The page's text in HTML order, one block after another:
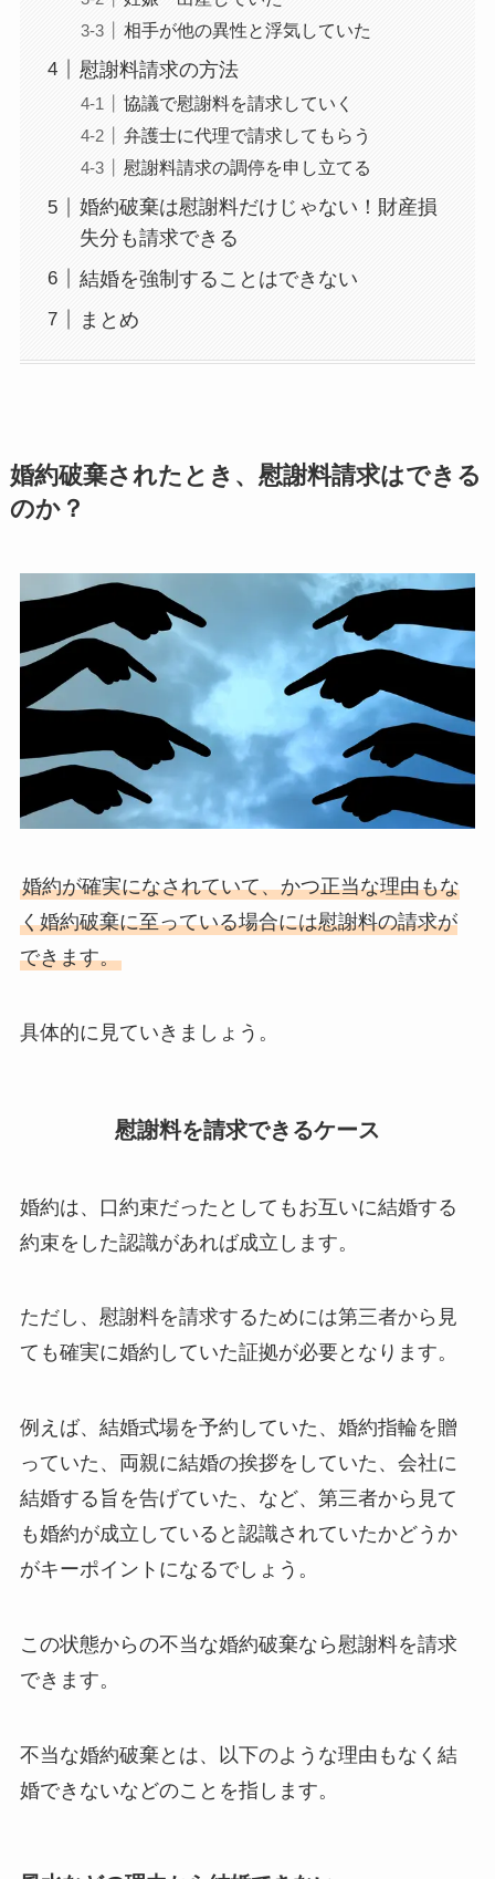
相手が他の異性と浮気していた
慰謝料請求の方法
協議で慰謝料を請求していく
弁護士に代理で請求してもらう
慰謝料請求の調停を申し立てる
婚約破棄は慰謝料だけじゃない！財産損
失分も請求できる
結婚を強制することはできない
まとめ
婚約破棄されたとき、慰謝料請求はできる
のか？
婚約が確実になされていて、かつ正当な理由もな
く婚約破棄に至っている場合には慰謝料の請求が
できます。
具体的に見ていきましょう。
慰謝料を請求できるケース
婚約は、口約束だったとしてもお互いに結婚する
約束をした認識があれば成立します。
ただし、慰謝料を請求するためには第三者から見
ても確実に婚約していた証拠が必要となります。
例えば、結婚式場を予約していた、婚約指輪を贈
っていた、両親に結婚の挨拶をしていた、会社に
結婚する旨を告げていた、など、第三者から見て
も婚約が成立していると認識されていたかどうか
がキーポイントになるでしょう。
この状態からの不当な婚約破棄なら慰謝料を請求
できます。
不当な婚約破棄とは、以下のような理由もなく結
婚できないなどのことを指します。